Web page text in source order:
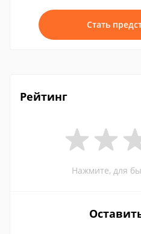
Стать
Рейтинг
Нажмите, для